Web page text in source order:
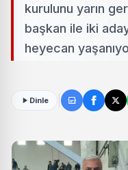
kurulunu yarın
başkan ile iki
heyecan
Dinle